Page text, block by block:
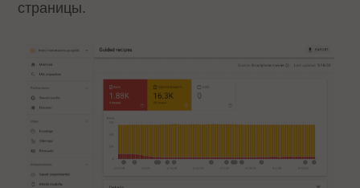
страницы.